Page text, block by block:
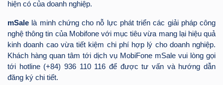
hiện có của doanh nghiệp.
mSale là minh chứng cho nỗ lực phát triển các giải pháp công
nghệ thông tin của Mobifone với mục tiêu vừa mang lại hiệu quả
kinh doanh cao vừa tiết kiệm chi phí hợp lý cho doanh nghiệp.
Khách hàng quan tâm tới dịch vụ MobiFone mSale vui lòng gọi
tới hotline (+84) 936 110 116 để được tư vấn và hướng dẫn
đăng ký chi tiết.